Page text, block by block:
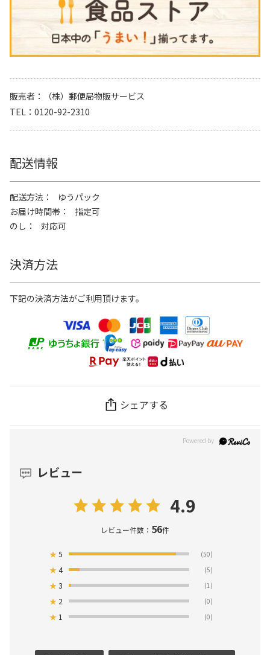
販売者
（株）郵便局物販サービス
TEL
0120-92-2310
配送情報
配送方法
ゆうパック
お届け時間帯
指定可
のし
対応可
決済方法
下記の決済方法がご利用頂けます。
シェアする
レビュー
4.9
レビュー件数： 56件
★5 (50)
★4 (5)
★3 (1)
★ 2 (0)
★ 1 (0)